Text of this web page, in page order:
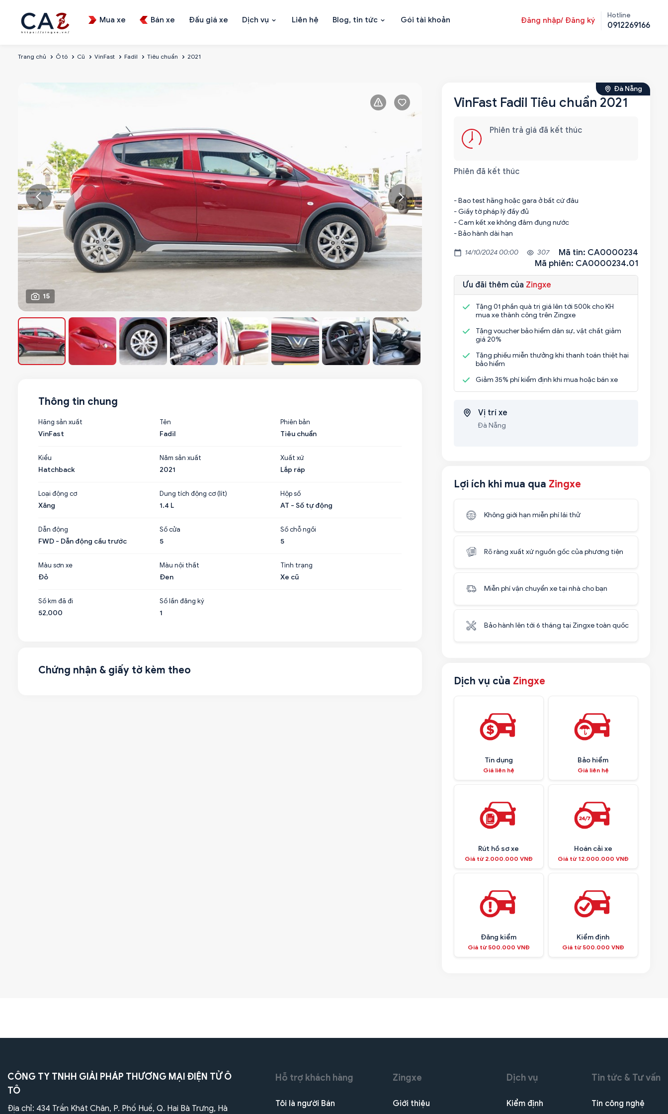
Mua xe Bán xe Đấu giá xe Dịch vụ Liên hệ Blog, tin tức Gói tài khoản Đăng nhập/ Đăng ký
Hotline
0912269166
Trang chủ Ô tô Cũ VinFast Fadil Tiêu chuẩn 2021
15
Đà Nẵng
VinFast Fadil Tiêu chuẩn 2021
Phiên trả giá đã kết thúc
Phiên đã kết thúc
- Bao test hãng hoặc gara ở bất cứ đâu
- Giấy tờ pháp lý đầy đủ
- Cam kết xe không đâm đụng nước
- Bảo hành dài hạn
14/10/2024 00:00 307
Mã tin: CA0000234
Mã phiên: CA0000234.01
Ưu đãi thêm của Zingxe
Tặng 01 phần quà trị giá lên tới 500k cho KH
mua xe thành công trên Zingxe
Tặng voucher bảo hiểm dân sự, vật chất giảm
giá 20%
Tặng phiếu miễn thưởng khi thanh toán thiệt hại
bảo hiểm
Giảm 35% phí kiểm định khi mua hoặc bán xe
Vị trí xe
Đà Nẵng
Lợi ích khi mua qua Zingxe
Không giới hạn miễn phí lái thử
Rõ ràng xuất xứ nguồn gốc của phương tiện
Miễn phí vận chuyển xe tại nhà cho bạn
Bảo hành lên tới 6 tháng tại Zingxe toàn quốc
Dịch vụ của Zingxe
Tín dụng
Giá liên hệ
Bảo hiểm
Giá liên hệ
Rút hồ sơ xe
Giá từ 2.000.000 VNĐ
Hoán cải xe
Giá từ 12.000.000 VNĐ
Đăng kiểm
Giá từ 500.000 VNĐ
Kiểm định
Giá từ 500.000 VNĐ
Thông tin chung
Hãng sản xuất
VinFast
Tên
Fadil
Phiên bản
Tiêu chuẩn
Kiểu
Hatchback
Năm sản xuất
2021
Xuất xứ
Lắp ráp
Loại động cơ
Xăng
Dung tích động cơ (lít)
1.4 L
Hộp số
AT - Số tự động
Dẫn động
FWD - Dẫn động cầu trước
Số cửa
5
Số chỗ ngồi
5
Màu sơn xe
Đỏ
Màu nội thất
Đen
Tình trạng
Xe cũ
Số km đã đi
52,000
Số lần đăng ký
1
Chứng nhận & giấy tờ kèm theo
CÔNG TY TNHH GIẢI PHÁP THƯƠNG MẠI ĐIỆN TỬ Ô
TÔ
Địa chỉ: 434 Trần Khát Chân, P. Phố Huế, Q. Hai Bà Trưng, Hà
Hỗ trợ khách hàng
Tôi là người Bán
Zingxe
Giới thiệu
Dịch vụ
Kiểm định
Tin tức & Tư vấn
Tin công nghệ